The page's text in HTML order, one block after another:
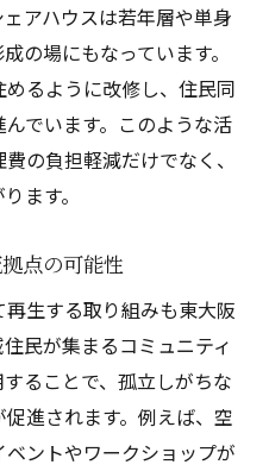
アハウスは若年層や単身
の場にもなっています。
るように改修し、住民同
でいます。このような活
の負担軽減だけでなく、
ます。
点の可能性
生する取り組みも東大阪
民が集まるコミュニティ
ることで、孤立しがちな
進されます。例えば、空
ントやワークショップが